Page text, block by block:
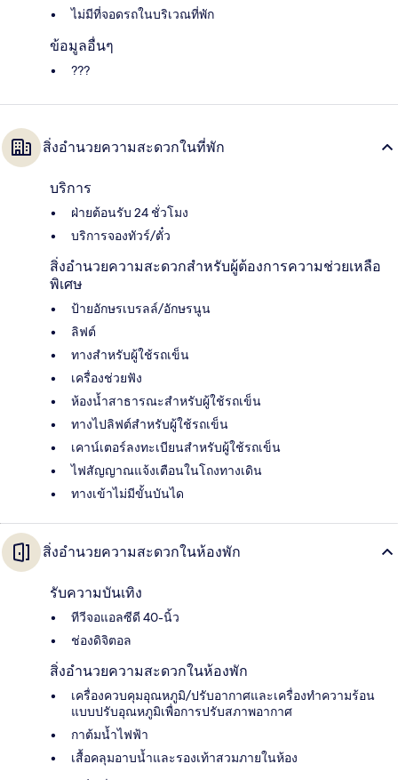
ไม่มีที่จอดรถในบริเวณที่พัก
ข้อมูลอื่นๆ
???
สิ่งอำนวยความสะดวกในที่พัก
บริการ
ฝ่ายต้อนรับ 24 ชั่วโมง
บริการจองทัวร์/ตั๋ว
สิ่งอำนวยความสะดวกสำหรับผู้ต้องการความช่วยเหลือ
พิเศษ
ป้ายอักษรเบรลล์/อักษรนูน
ลิฟต์
ทางสำหรับผู้ใช้รถเข็น
เครื่องช่วยฟัง
ห้องน้ำสาธารณะสำหรับผู้ใช้รถเข็น
ทางไปลิฟต์สำหรับผู้ใช้รถเข็น
เคาน์เตอร์ลงทะเบียนสำหรับผู้ใช้รถเข็น
ไฟสัญญาณแจ้งเตือนในโถงทางเดิน
ทางเข้าไม่มีขั้นบันได
สิ่งอำนวยความสะดวกในห้องพัก
รับความบันเทิง
ทีวีจอแอลซีดี 40-นิ้ว
ช่องดิจิตอล
สิ่งอำนวยความสะดวกในห้องพัก
เครื่องควบคุมอุณหภูมิ/ปรับอากาศและเครื่องทำความร้อน
แบบปรับอุณหภูมิเพื่อการปรับสภาพอากาศ
กาต้มน้ำไฟฟ้า
เสื้อคลุมอาบน้ำและรองเท้าสวมภายในห้อง